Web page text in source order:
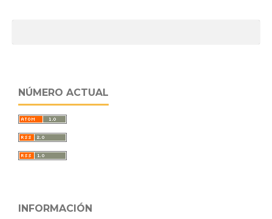
NÚMERO ACTUAL
INFORMACIÓN